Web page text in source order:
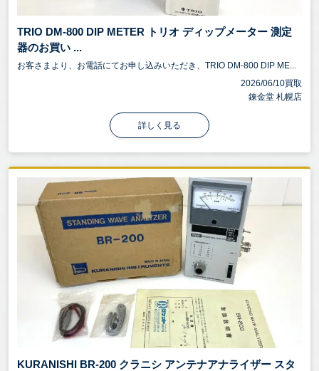
TRIO DM-800 DIP METER トリオ ディップメーター 測定
器のお買い ...
お客さまより、お電話にてお申し込みいただき、TRIO DM-800 DIP ME...
2026/06/10買取
錬金堂 札幌店
詳しく見る
KURANISHI BR-200 クラニシ アンテナアナライザー スタ